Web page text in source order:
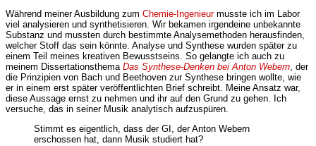
Während meiner Ausbildung zum Chemie-Ingenieurmusste ich im Labor
viel analysieren und synthetisieren. Wir bekamen irgendeine unbekannte
Substanz und mussten durch bestimmte Analysemethoden herausfinden,
welcher Stoff das sein könnte. Analyse und Synthese wurden später zu
einem Teil meines kreativen Bewusstseins. So gelangte ich auch zu
meinem Dissertationsthema Das Synthese-Denken bei Anton Webern , der
die Prinzipien von Bach und Beethoven zur Synthese bringen wollte, wie
er in einem erst später veröffentlichten Brief schreibt. Meine Ansatz war,
diese Aussage ernst zu nehmen und ihr auf den Grund zu gehen. Ich
versuche, das in seiner Musik analytisch aufzuspüren.
Stimmt es eigentlich, dass der GI, der Anton Webern
erschossen hat, dann Musik studiert hat?